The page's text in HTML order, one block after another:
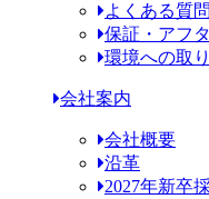
よくある質問
保証・アフ
環境への取
会社案内
会社概要
沿革
2027年新卒